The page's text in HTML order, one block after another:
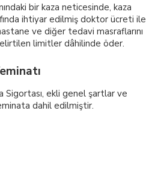
bir kaza neticesinde, kaza
ihtiyar edilmiş doktor ücreti ile
ve diğer tedavi masraflarını
limitler dâhilinde öder.
Sigortası, ekli genel şartlar ve
dahil edilmiştir.